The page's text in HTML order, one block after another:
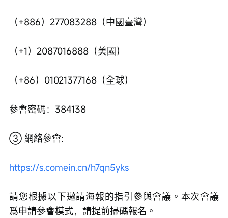
（+886）277083288（中國臺灣）
（+1）2087016888（美國）
（+86）01021377168（全球）
參會密碼：384138
③ 網絡參會:
https://s.comein.cn/h7qn5yks
請您根據以下邀請海報的指引參與會議。本次會議
爲申請參會模式，請提前掃碼報名。